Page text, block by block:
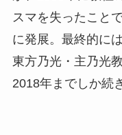
スマを失ったこと
に発展。最終的に
東方乃光・主乃光
2018年までしか続